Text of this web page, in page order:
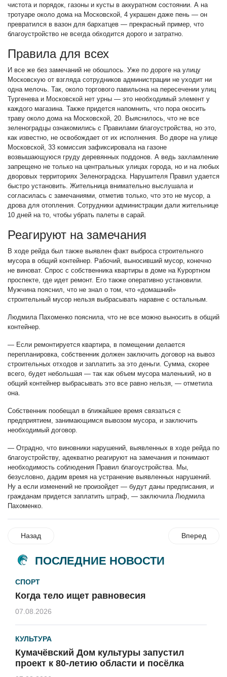
чистота и порядок, газоны и кусты в аккуратном состоянии. А на
тротуаре около дома на Московской, 4 украшен даже пень — он
превратился в вазон для бархатцев — прекрасный пример, что
благоустройство не всегда обходится дорого и затратно.
Правила для всех
И все же без замечаний не обошлось. Уже по дороге на улицу
Московскую от взгляда сотрудников администрации не уходит ни
одна мелочь. Так, около торгового павильона на пересечении улиц
Тургенева и Московской нет урны — это необходимый элемент у
каждого магазина. Также придется напомнить, что пора окосить
траву около дома на Московской, 20. Выяснилось, что не все
зеленоградцы ознакомились с Правилами благоустройства, но это,
как известно, не освобождает от их исполнения. Во дворе на улице
Московской, 33 комиссия зафиксировала на газоне
возвышающуюся груду деревянных поддонов. А ведь захламление
запрещено не только на центральных улицах города, но и на любых
дворовых территориях Зеленоградска. Нарушителя Правил удается
быстро установить. Жительница внимательно выслушала и
согласилась с замечаниями, отметив только, что это не мусор, а
дрова для отопления. Сотрудники администрации дали жительнице
10 дней на то, чтобы убрать палеты в сарай.
Реагируют на замечания
В ходе рейда был также выявлен факт выброса строительного
мусора в общий контейнер. Рабочий, выносивший мусор, конечно
не виноват. Спрос с собственника квартиры в доме на Курортном
проспекте, где идет ремонт. Его также оперативно установили.
Мужчина пояснил, что не знал о том, что «домашний»
строительный мусор нельзя выбрасывать наравне с остальным.
Людмила Пахоменко пояснила, что не все можно выносить в общий
контейнер.
— Если ремонтируется квартира, в помещении делается
перепланировка, собственник должен заключить договор на вывоз
строительных отходов и заплатить за это деньги. Сумма, скорее
всего, будет небольшая — так как объем мусора маленький, но в
общий контейнер выбрасывать это все равно нельзя, — отметила
она.
Собственник пообещал в ближайшее время связаться с
предприятием, занимающимся вывозом мусора, и заключить
необходимый договор.
— Отрадно, что виновники нарушений, выявленных в ходе рейда по
благоустройству, адекватно реагируют на замечания и понимают
необходимость соблюдения Правил благоустройства. Мы,
безусловно, дадим время на устранение выявленных нарушений.
Ну а если изменений не произойдет — будут даны предписания, и
гражданам придется заплатить штраф, — заключила Людмила
Пахоменко.
Назад Вперед
ПОСЛЕДНИЕ НОВОСТИ
СПОРТ
Когда тело ищет равновесия
07.08.2026
КУЛЬТУРА
Кумачёвский Дом культуры запустил
проект к 80-летию области и посёлка